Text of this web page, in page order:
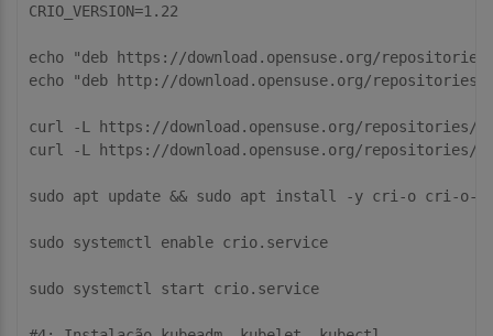
CRIO_VERSION=1.22
echo
"deb https://download.opensuse.org/
echo
"deb http://download.opensuse.org/
curl -L https: //download.opensuse.org/repositories/
curl -L https: //download.opensuse.org/repositories/
sudo apt update && sudo apt install -y cri-o cri-o-
sudo systemctl enable crio.service
sudo systemctl start crio.service